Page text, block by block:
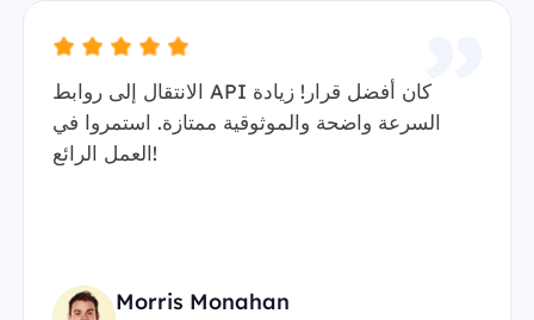
الانتقال إلى روابط API كان أفضل قرار! زيادة
السرعة واضحة والموثوقية ممتازة. استمروا في
العمل الرائع!
Morris Monahan